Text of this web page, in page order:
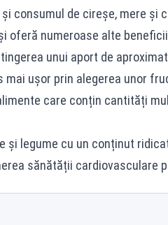
consumul de cireșe, mere și
oferă numeroase alte
unui aport de
ușor prin alegerea unor
care conțin cantități
și legume cu un conținut
sănătății cardiovasculare